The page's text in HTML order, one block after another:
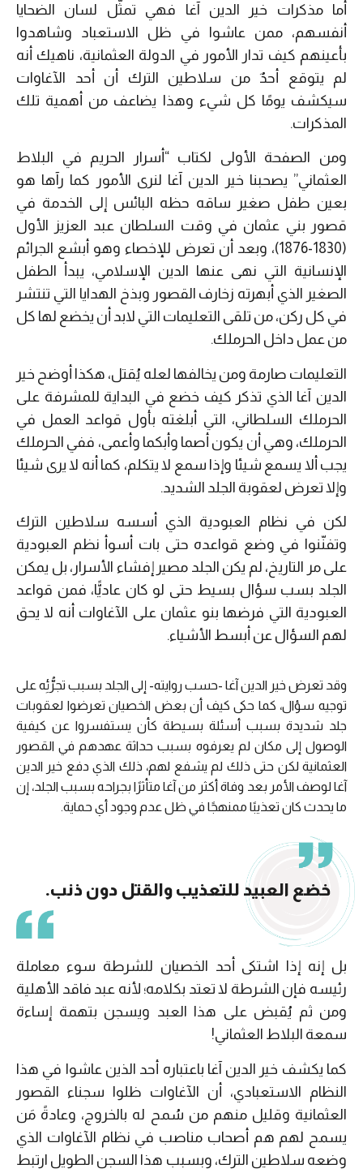
أما مذكرات خير الدين آغا فهي تمثّل لسان الضحايا
أنفسهم، ممن عاشوا في ظل الاستعباد وشاهدوا
بأعينهم كيف تدار الأمور في الدولة العثمانية، ناهيك أنه
لم يتوقع أحدٌ من سلاطين الترك أن أحد الآغاوات
سيكشف يومًا كل شيء وهذا يضاعف من أهمية تلك
المذكرات.
ومن الصفحة الأولى لكتاب “أسرار الحريم في البلاط
العثماني” يصحبنا خير الدين آغا لنرى الأمور كما رآها هو
بعين طفل صغير ساقه حظه البائس إلى الخدمة في
قصور بني عثمان في وقت السلطان عبد العزيز الأول
(1830-1876)، وبعد أن تعرض للإخصاء وهو أبشع الجرائم
الإنسانية التي نهى عنها الدين الإسلامي، يبدأ الطفل
الصغير الذي أبهرته زخارف القصور وبذخ الهدايا التي تنتشر
في كل ركن، من تلقى التعليمات التي لابد أن يخضع لها كل
من عمل داخل الحرملك.
التعليمات صارمة ومن يخالفها لعله يُقتل، هكذا أوضح خير
الدين آغا الذي تذكر كيف خضع في البداية للمشرفة على
الحرملك السلطاني، التي أبلغته بأول قواعد العمل في
الحرملك، وهي أن يكون أصما وأبكما وأعمى، ففي الحرملك
يجب ألا يسمع شيئا وإذا سمع لا يتكلم، كما أنه لا يرى شيئا
وإلا تعرض لعقوبة الجلد الشديد.
لكن في نظام العبودية الذي أسسه سلاطين الترك
وتفنّنوا في وضع قواعده حتى بات أسوأ نظم العبودية
على مر التاريخ، لم يكن الجلد مصير إفشاء الأسرار، بل يمكن
الجلد بسب سؤال بسيط حتى لو كان عاديًّا، فمن قواعد
العبودية التي فرضها بنو عثمان على الآغاوات أنه لا يحق
لهم السؤال عن أبسط الأشياء.
وقد تعرض خير الدين آغا -حسب روايته- إلى الجلد بسبب تجرُّئِه على
توجيه سؤال، كما حكى كيف أن بعض الخصيان تعرضوا لعقوبات
جلد شديدة بسبب أسئلة بسيطة كأن يستفسروا عن كيفية
الوصول إلى مكان لم يعرفوه بسبب حداثة عهدهم في القصور
العثمانية لكن حتى ذلك لم يشفع لهم، ذلك الذي دفع خير الدين
آغا لوصف الأمر بعد وفاة أكثر من آغا متأثرًا بجراحه بسبب الجلد، إن
ما يحدث كان تعذيبًا ممنهجًا في ظل عدم وجود أي حماية.
خضع العبيد للتعذيب والقتل دون ذنب.
بل إنه إذا اشتكى أحد الخصيان للشرطة سوء معاملة
رئيسه فإن الشرطة لا تعتد بكلامه؛ لأنه عبد فاقد الأهلية
ومن ثم يُقبض على هذا العبد ويسجن بتهمة إساءة
سمعة البلاط العثماني!
كما يكشف خير الدين آغا باعتباره أحد الذين عاشوا في هذا
النظام الاستعبادي، أن الآغاوات ظلوا سجناء القصور
العثمانية وقليل منهم من سُمح له بالخروج، وعادةً مَن
يسمح لهم هم أصحاب مناصب في نظام الآغاوات الذي
وضعه سلاطين الترك، وبسبب هذا السجن الطويل ارتبط